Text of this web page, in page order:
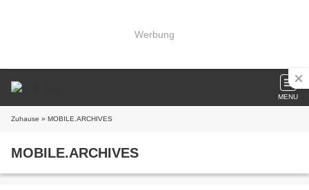
Werbung
MENU
Zuhause » MOBILE.ARCHIVES
MOBILE.ARCHIVES